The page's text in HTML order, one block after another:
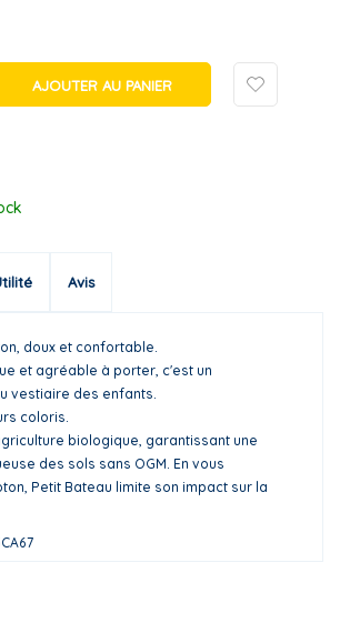
AJOUTER AU PANIER
Avis
doux et confortable.
et agréable à porter, c'est un
vestiaire des enfants.
coloris.
biologique, garantissant une
des sols sans OGM. En vous
Petit Bateau limite son impact sur la